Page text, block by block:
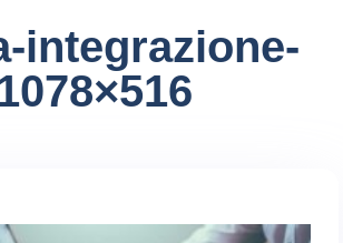
integrazione-